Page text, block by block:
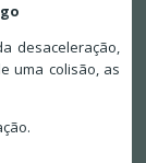
desaceleração,
uma colisão, as